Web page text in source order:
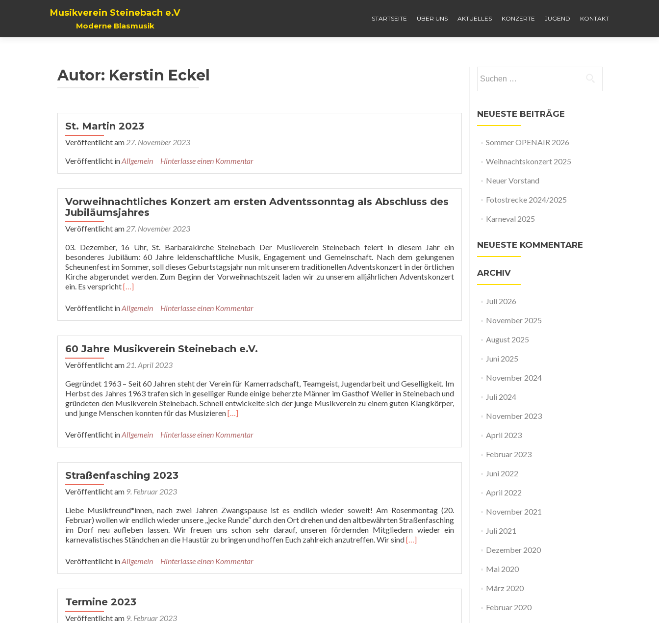
Musikverein Steinebach e.V
Moderne Blasmusik
STARTSEITE ÜBER UNS AKTUELLES KONZERTE JUGEND KONTAKT
Autor: Kerstin Eckel
St. Martin 2023
Veröffentlicht am 27. November 2023
Veröffentlicht inAllgemein Hinterlasse einen Kommentar
Vorweihnachtliches Konzert am ersten Adventssonntag als Abschluss des
Jubiläumsjahres
Veröffentlicht am 27. November 2023
03. Dezember, 16 Uhr, St. Barbarakirche Steinebach Der Musikverein Steinebach feiert in diesem Jahr ein
besonderes Jubiläum: 60 Jahre leidenschaftliche Musik, Engagement und Gemeinschaft. Nach dem gelungenen
Scheunenfest im Sommer, soll dieses Geburtstagsjahr nun mit unserem traditionellen Adventskonzert in der örtlichen
Kirche abgerundet werden. Zum Beginn der Vorweihnachtszeit laden wir zu unserem alljährlichen Adventskonzert
ein. Es versprichtRead
about
Vorweihnachtliches
am
ersten
Adventssonntag
als
des
Jubiläumsjahres
[…]
Veröffentlicht inAllgemein Hinterlasse einen Kommentar
60 Jahre Musikverein Steinebach e.V.
Veröffentlicht am 21. April 2023
Gegründet 1963 – Seit 60 Jahren steht der Verein für Kamerradschaft, Teamgeist, Jugendarbeit und Geselligkeit. Im
Herbst des Jahres 1963 trafen sich in geselliger Runde einige beherzte Männer im Gasthof Weller in Steinebach und
gründeten den Musikverein Steinebach. Schnell entwickelte sich der junge Musikverein zu einem guten Klangkörper,
und junge Menschen konnten für das MusizierenRead
about
Musikverein
[…]
Veröffentlicht inAllgemein Hinterlasse einen Kommentar
Straßenfasching 2023
Veröffentlicht am 9. Februar 2023
Liebe Musikfreund*innen, nach zwei Jahren Zwangspause ist es endlich wieder soweit! Am Rosenmontag (20.
Februar) wollen wir endlich wieder unsere ,,jecke Runde“ durch den Ort drehen und den altbewährten Straßenfasching
im Dorf neu aufleben lassen. Wir freuen uns schon sehr darauf, unseren fördernden Mitgliedern wieder ein
karnevalistisches Ständchen an die Haustür zu bringen und hoffen Euch zahlreich anzutreffen. Wir sindRead
[…]
Veröffentlicht inAllgemein Hinterlasse einen Kommentar
Termine 2023
Veröffentlicht am 9. Februar 2023
Beitragsnavigation
nach:
NEUESTE BEITRÄGE
Sommer OPENAIR 2026
Weihnachtskonzert 2025
Neuer Vorstand
Fotostrecke 2024/2025
Karneval 2025
NEUESTE KOMMENTARE
ARCHIV
Juli 2026
November 2025
August 2025
Juni 2025
November 2024
Juli 2024
November 2023
April 2023
Februar 2023
Juni 2022
April 2022
November 2021
Juli 2021
Dezember 2020
Mai 2020
März 2020
Februar 2020